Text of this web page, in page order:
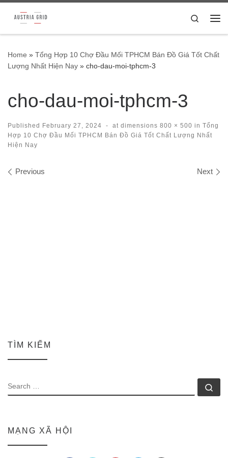
Skip to content
Search
Home » Tổng Hợp 10 Chợ Đầu Mối TPHCM Bán Đồ Giá Tốt Chất
Lượng Nhất Hiện Nay » cho-dau-moi-tphcm-3
cho-dau-moi-tphcm-3
Published February 27, 2024 - at dimensions 800 × 500 in Tổng
Hợp 10 Chợ Đầu Mối TPHCM Bán Đồ Giá Tốt Chất Lượng Nhất
Hiện Nay
Images navigation
Previous Next
TÌM KIẾM
SEARCH
MẠNG XÃ HỘI